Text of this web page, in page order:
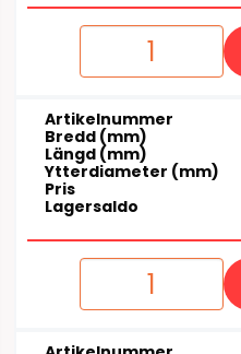
Artikelnummer
Bredd (mm)
Längd (mm)
Ytterdiameter (mm)
Pris
Lagersaldo